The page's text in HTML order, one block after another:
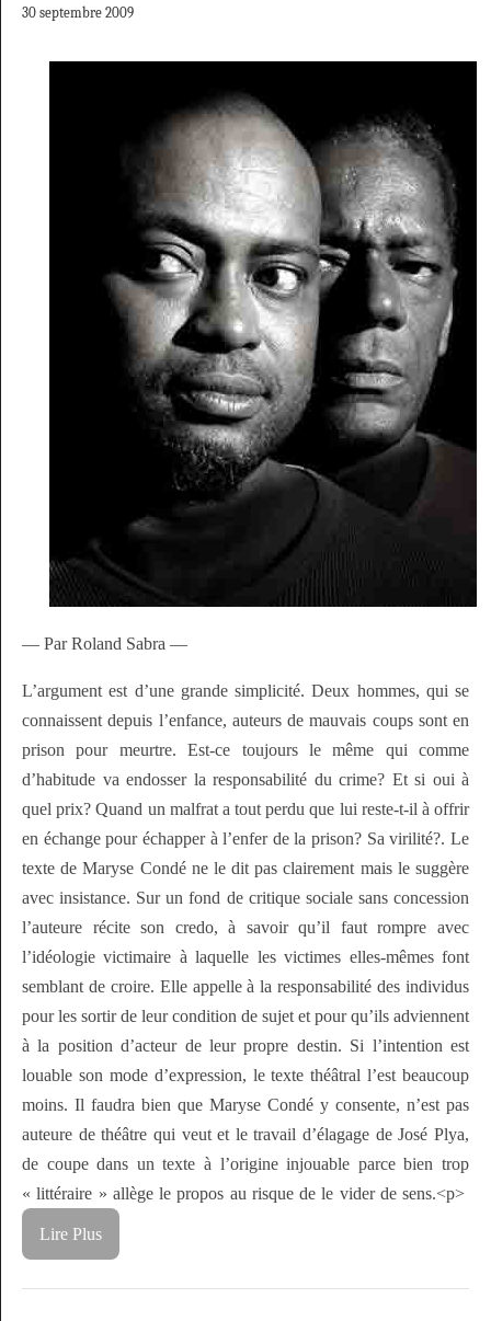
30 septembre 2009
— Par Roland Sabra —
L’argument est d’une grande simplicité. Deux hommes, qui se
connaissent depuis l’enfance, auteurs de mauvais coups sont en
prison pour meurtre. Est-ce toujours le même qui comme
d’habitude va endosser la responsabilité du crime? Et si oui à
quel prix? Quand un malfrat a tout perdu que lui reste-t-il à offrir
en échange pour échapper à l’enfer de la prison? Sa virilité?. Le
texte de Maryse Condé ne le dit pas clairement mais le suggère
avec insistance. Sur un fond de critique sociale sans concession
l’auteure récite son credo, à savoir qu’il faut rompre avec
l’idéologie victimaire à laquelle les victimes elles-mêmes font
semblant de croire. Elle appelle à la responsabilité des individus
pour les sortir de leur condition de sujet et pour qu’ils adviennent
à la position d’acteur de leur propre destin. Si l’intention est
louable son mode d’expression, le texte théâtral l’est beaucoup
moins. Il faudra bien que Maryse Condé y consente, n’est pas
auteure de théâtre qui veut et le travail d’élagage de José Plya,
de coupe dans un texte à l’origine injouable parce bien trop
« littéraire » allège le propos au risque de le vider de sens.<p>
Lire Plus